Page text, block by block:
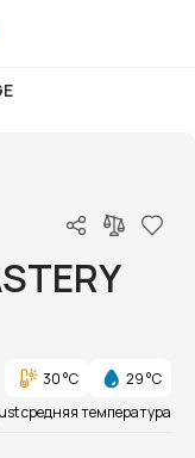
30 °C
29 °C
средняя температура